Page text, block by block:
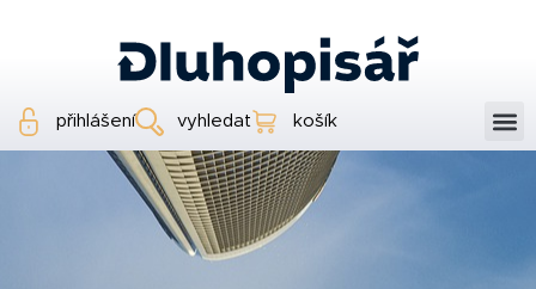
přihlášení vyhledat košík